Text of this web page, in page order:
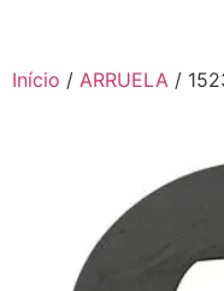
Início / ARRUELA /